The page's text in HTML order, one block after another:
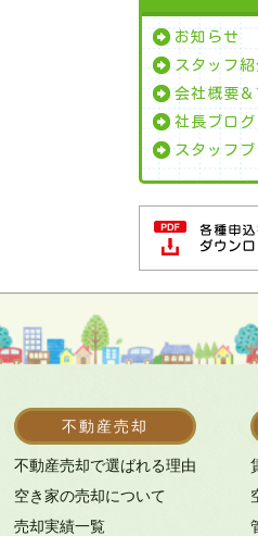
お知らせ
スタッフ
会社概要＆
社長ブログ
スタッフブ
不動産売却
不動産売却で選ばれる理由
空き家の売却について
売却実績一覧